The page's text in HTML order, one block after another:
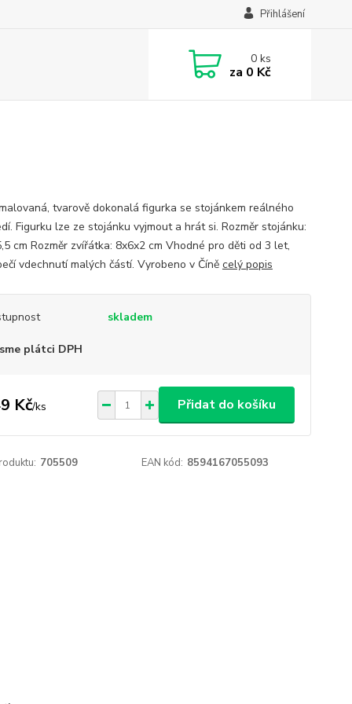
Přihlášení
0ks
za 0 Kč
tvarově dokonalá figurka se stojánkem reálného
Figurku lze ze stojánku vyjmout a hrát si. Rozměr stojánku:
cm Rozměr zvířátka: 8x6x2 cm Vhodné pro děti od 3 let,
vdechnutí malých částí. Vyrobeno v Číně celý popis
skladem
plátci DPH
Kč/ks Přidat do košíku
705509 EAN kód: 8594167055093